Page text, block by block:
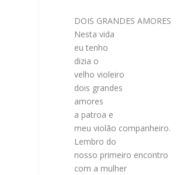
DOIS GRANDES AMORES
Nesta vida
eu tenho
dizia o
velho violeiro
dois grandes
amores
a patroa e
meu violão companheiro.
Lembro do
nosso primeiro encontro
com a mulher